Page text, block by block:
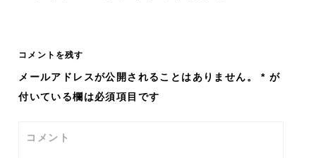
ビ
ゲ
ー
コメントを残す
メールアドレスが公開されることはありません。 * が
付いている欄は必須項目です
コメント